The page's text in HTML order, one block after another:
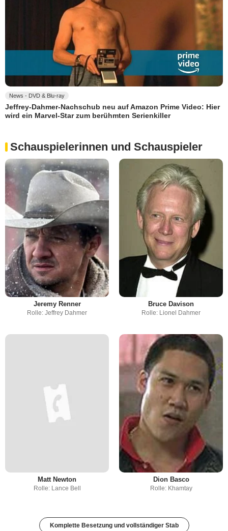
News - DVD & Blu-ray
Jeffrey-Dahmer-Nachschub neu auf Amazon Prime Video: Hier
wird ein Marvel-Star zum berühmten Serienkiller
Schauspielerinnen und Schauspieler
Jeremy Renner
Rolle: Jeffrey Dahmer
Bruce Davison
Rolle: Lionel Dahmer
Matt Newton
Rolle: Lance Bell
Dion Basco
Rolle: Khamtay
Komplette Besetzung und vollständiger Stab